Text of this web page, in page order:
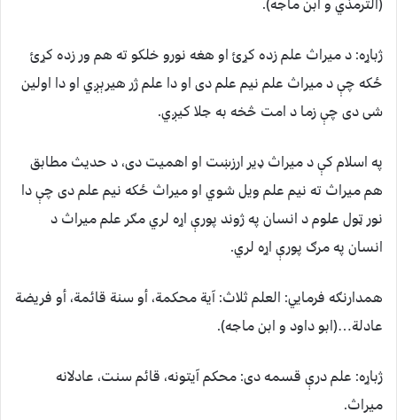
ژباړه: د ميراث علم زده کړئ او هغه نورو خلکو ته هم ور زده کړئ
ځکه چې د ميراث علم نيم علم دی او دا علم ژر هيرېږي او دا اولين
شی دی چې زما د امت څخه به جلا کيږي.
په اسلام کې د میراث ډیر ارزښت او اهمیت دی، د حدیث مطابق
هم میراث ته نیم علم ویل شوي او ميراث ځکه نيم علم دی چې دا
نور ټول علوم د انسان په ژوند پورې اړه لري مګر علم ميراث د
انسان په مرګ پورې اړه لري.
همدارنګه فرمايي: العلم ثلاث: آية محكمة، أو سنة قائمة، أو فريضة
عادلة…(ابو داود و ابن ماجه).
ژباړه: علم درې قسمه دی: محکم آيتونه، قائم سنت، عادلانه
ميراث.